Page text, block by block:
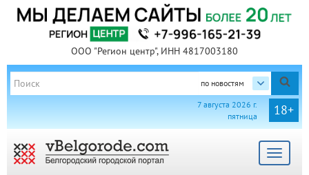
ООО "Регион центр", ИНН 4817003180
по новостям
18+
7 августа 2026 г.
пятница
Toggle